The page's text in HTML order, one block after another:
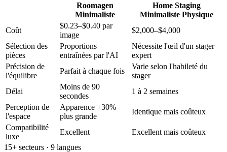
Roomagen
Minimaliste
Home Staging
Minimaliste Physique
Coût
$0.23–$0.40 par
image
$2,000–$4,000
Sélection des
pièces
Proportions
entraînées par l'AI
Nécessite l'œil d'un stager
expert
Précision de
l'équilibre
Parfait à chaque fois
Varie selon l'habileté du
stager
Délai
Moins de 90
secondes
1 à 2 semaines
Perception de
l'espace
Apparence +30%
plus grande
Identique mais coûteux
Compatibilité
luxe
Excellent
Excellent mais coûteux
15+ secteurs · 9 langues